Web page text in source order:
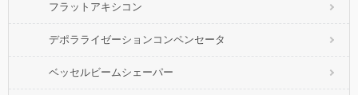
フラットアキシコン
デポラライゼーションコンペンセータ
ベッセルビームシェーパー